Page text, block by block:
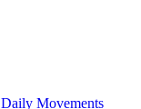
Daily Movements